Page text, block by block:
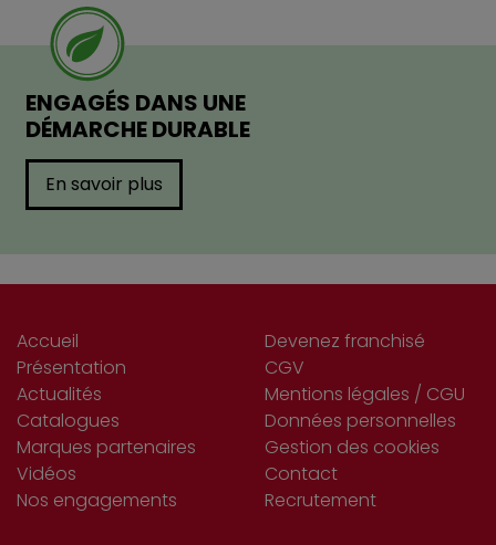
ENGAGÉS DANS UNE
DÉMARCHE DURABLE
En savoir plus
Accueil
Présentation
Actualités
Catalogues
Marques partenaires
Vidéos
Nos engagements
Devenez franchisé
CGV
Mentions légales / CGU
Données personnelles
Gestion des cookies
Contact
Recrutement